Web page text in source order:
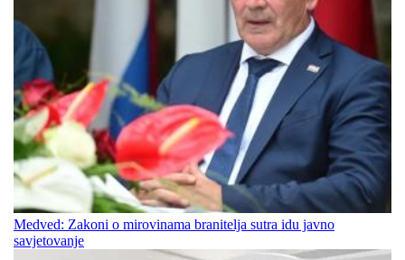
Medved: Zakoni o mirovinama branitelja sutra idu javno
savjetovanje